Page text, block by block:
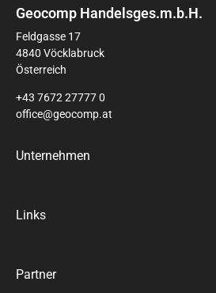
Geocomp Handelsges.m.b.H.
Feldgasse 17
4840 Vöcklabruck
Österreich
+43 7672 27777 0
office@geocomp.at
Unternehmen
Links
Partner